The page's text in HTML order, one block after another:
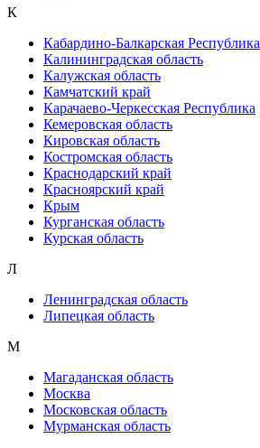
К
Кабардино-Балкарская Республика
Калининградская область
Калужская область
Камчатский край
Карачаево-Черкесская Республика
Кемеровская область
Кировская область
Костромская область
Краснодарский край
Красноярский край
Крым
Курганская область
Курская область
Л
Ленинградская область
Липецкая область
М
Магаданская область
Москва
Московская область
Мурманская область